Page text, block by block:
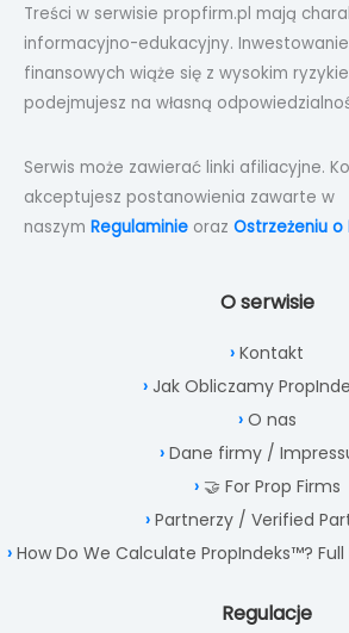
Treści w serwisie propfirm.pl mają
informacyjno-edukacyjny.
finansowych wiąże się z wysokim
podejmujesz na własną
Serwis może zawierać linki afiliacyjne.
akceptujesz postanowienia zawarte w
naszym Regulaminie oraz Ostrzeżeniu o
O serwisie
Kontakt
Jak Obliczamy
O nas
Dane firmy /
🤝 For Prop Firms
Partnerzy / Verified
How Do We Calculate PropIndeks™?
Regulacje